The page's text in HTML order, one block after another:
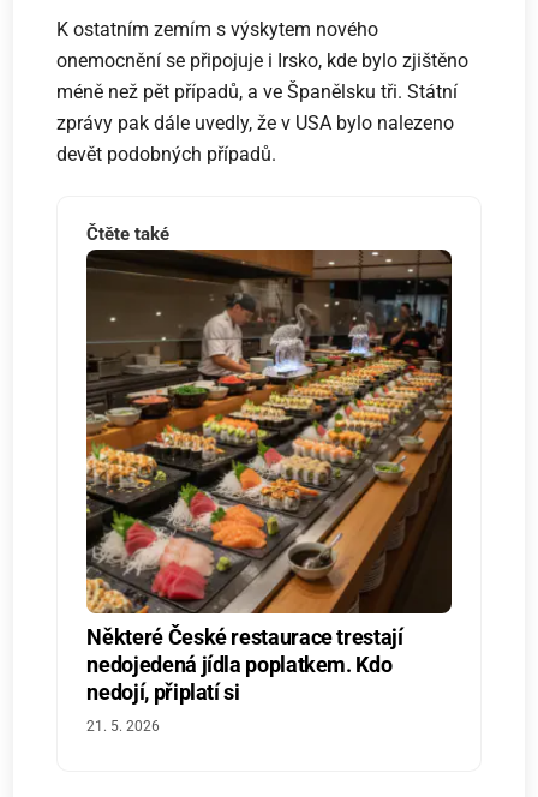
K ostatním zemím s výskytem nového
onemocnění se připojuje i Irsko, kde bylo zjištěno
méně než pět případů, a ve Španělsku tři. Státní
zprávy pak dále uvedly, že v USA bylo nalezeno
devět podobných případů.
Čtěte také
Některé České restaurace trestají
nedojedená jídla poplatkem. Kdo
nedojí, připlatí si
21. 5. 2026